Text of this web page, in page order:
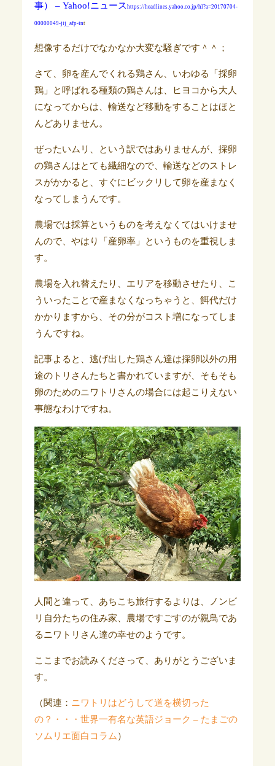
事） – Yahoo!ニュース https://headlines.yahoo.co.jp/hl?a=20170704-
00000049-jij_afp-int
想像するだけでなかなか大変な騒ぎです＾＾；
さて、卵を産んでくれる鶏さん、いわゆる「採卵
鶏」と呼ばれる種類の鶏さんは、ヒヨコから大人
になってからは、輸送など移動をすることはほと
んどありません。
ぜったいムリ、という訳ではありませんが、採卵
の鶏さんはとても繊細なので、輸送などのストレ
スがかかると、すぐにビックリして卵を産まなく
なってしまうんです。
農場では採算というものを考えなくてはいけませ
んので、やはり「産卵率」というものを重視しま
す。
農場を入れ替えたり、エリアを移動させたり、こ
ういったことで産まなくなっちゃうと、餌代だけ
かかりますから、その分がコスト増になってしま
うんですね。
記事よると、逃げ出した鶏さん達は採卵以外の用
途のトリさんたちと書かれていますが、そもそも
卵のためのニワトリさんの場合には起こりえない
事態なわけですね。
人間と違って、あちこち旅行するよりは、ノンビ
リ自分たちの住み家、農場ですごすのが親鳥であ
るニワトリさん達の幸せのようです。
ここまでお読みくださって、ありがとうございま
す。
（関連： ニワトリはどうして道を横切った
の？・・・世界一有名な英語ジョーク – たまごの
ソムリエ面白コラム）